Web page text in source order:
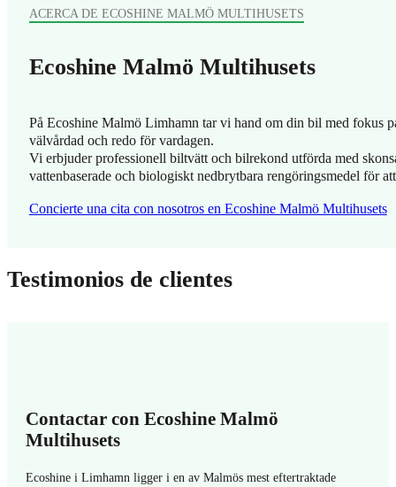
Ecoshine Malmö Multihusets
ACERCA DE ECOSHINE MALMÖ MULTIHUSETS
På Ecoshine Malmö Limhamn tar vi hand om din bil med fokus
välvårdad och redo för vardagen.
Vi erbjuder professionell biltvätt och bilrekond utförda med
vattenbaserade och biologiskt nedbrytbara rengöringsmedel för
Concierte una cita con nosotros en Ecoshine Malmö Multihusets
Testimonios de clientes
Contactar con Ecoshine Malmö
Multihusets
Ecoshine i Limhamn ligger i en av Malmös mest eftertraktade